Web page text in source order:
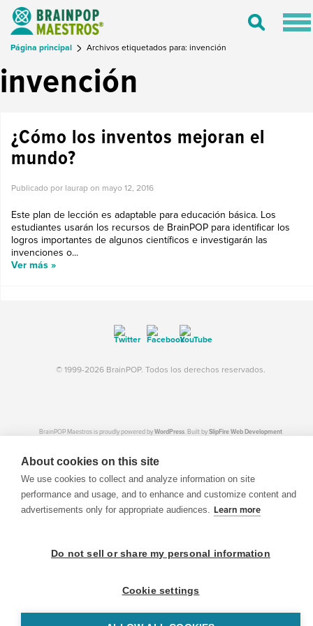
Toggle
Página principal Archivos etiquetados para: invención
invención
¿Cómo los inventos mejoran el
mundo?
Publicado por laurap on mayo 12, 2016
Este plan de lección es adaptable para educación básica. Los
estudiantes usarán los recursos de BrainPOP para identificar los
logros importantes de algunos científicos e investigarán las
invenciones o...
Ver más »
© 1999-2026 BrainPOP. Todos los derechos reservados.
BrainPOP Maestros is proudly powered byWordPress. Built bySlipFire Web Development
About cookies on this site
We use cookies to collect and analyze information on site
performance and usage, and to enhance and customize content and
advertisements only for appropriate audiences. Learn more
Do not sell or share my personal information
Cookie settings